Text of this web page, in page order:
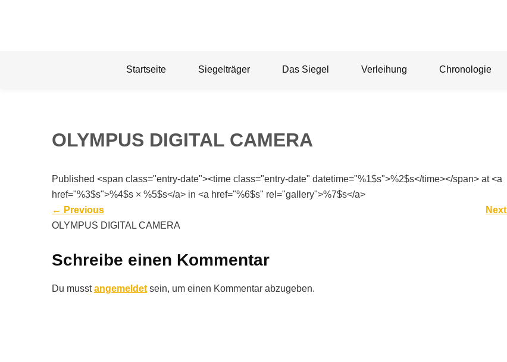
Startseite Siegelträger Das Siegel Verleihung Chronologie
OLYMPUS DIGITAL CAMERA
Published <span class="entry-date"><time class="entry-date" datetime="%1$s">%2$s</time></span> at <a
href="%3$s">%4$s × %5$s</a> in <a href="%6$s" rel="gallery">%7$s</a>
← Previous Next
OLYMPUS DIGITAL CAMERA
Schreibe einen Kommentar
Du musstangemeldet sein, um einen Kommentar abzugeben.